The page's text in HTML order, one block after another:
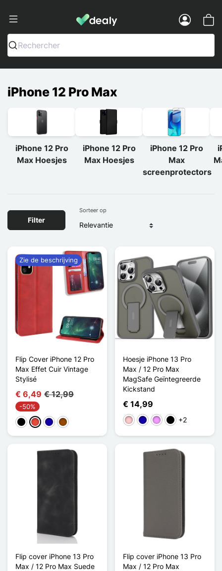
Dealy - Telefoonhoesjes en
Rechercher
iPhone 12 Pro Max
iPhone 12 Pro
Max Hoesjes
iPhone 12 Pro
Max Hoesjes
iPhone 12 Pro
Max
screenprotectors
Filter
Sorteer op
Flip Cover iPhone 12 Pro
Max Effet Cuir Vintage
Stylisé
€ 6,49 € 12,99
-50%
ZwartRoodDonkerblauw
Bruin
Zie de beschrijving
Hoesje iPhone 13 Pro
Max / 12 Pro Max
MagSafe Geïntegreerde
Kickstand
€ 14,99
RozeDonkerblauw
Licht Violet
Noir Transparent
+2
Flip cover iPhone 13 Pro
Max / 12 Pro Max Suede
Flip cover iPhone 13 Pro
Max / 12 Pro Max